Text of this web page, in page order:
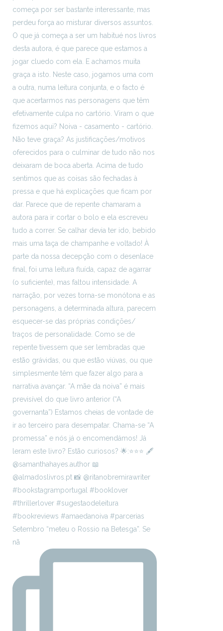
Setembro “meteu o Rossio na Betesga”. Se
nã